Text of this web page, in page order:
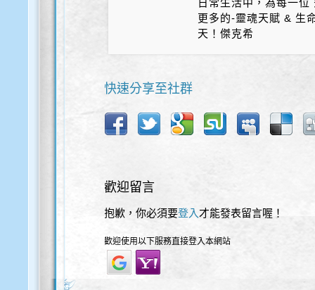
日常生活中，為每一
更多的-靈魂天賦 & 生
天！傑克希
快速分享至社群
歡迎留言
抱歉，你必須要登入 才能發表留言喔！
歡迎使用以下服務直接登入本網站